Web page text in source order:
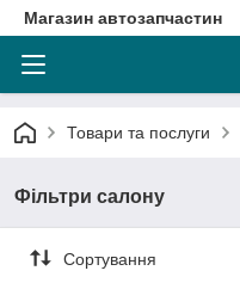
Магазин автозапчастин
Товари та послуги
Фільтри салону
Сортування